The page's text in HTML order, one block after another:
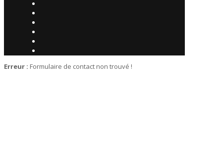
Erreur : Formulaire de contact non trouvé !